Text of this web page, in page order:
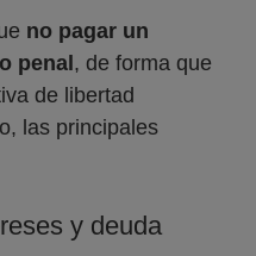
no pagar un
penal , de forma que
de libertad
las principales
y deuda